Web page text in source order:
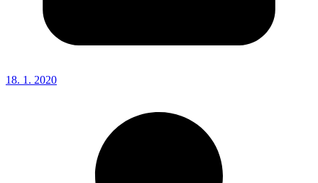
18. 1. 2020